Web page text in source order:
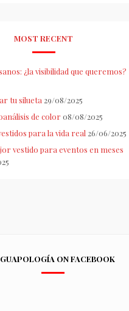
MOST RECENT
¿la visibilidad que queremos?
tu silueta 29/08/2025
de color 08/08/2025
para la vida real 26/06/2025
vestido para eventos en meses
GUAPOLOGÍA ON FACEBOOK